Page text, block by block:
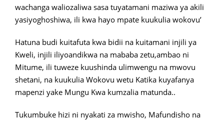
wachanga waliozaliwa sasa tuyatamani maziwa ya akili
yasiyoghoshiwa, ili kwa hayo mpate kuukulia wokovu’
Hatuna budi kuitafuta kwa bidii na kuitamani injili ya
Kweli, injili iliyoandikwa na mababa zetu,ambao ni
Mitume, ili tuweze kuushinda ulimwengu na mwovu
shetani, na kuukulia Wokovu wetu Katika kuyafanya
mapenzi yake Mungu Kwa kumzalia matunda..
Tukumbuke hizi ni nyakati za mwisho, Mafundisho na